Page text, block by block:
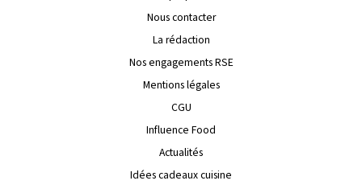
Nous contacter
La rédaction
Nos engagements RSE
Mentions légales
CGU
Influence Food
Actualités
Idées cadeaux cuisine